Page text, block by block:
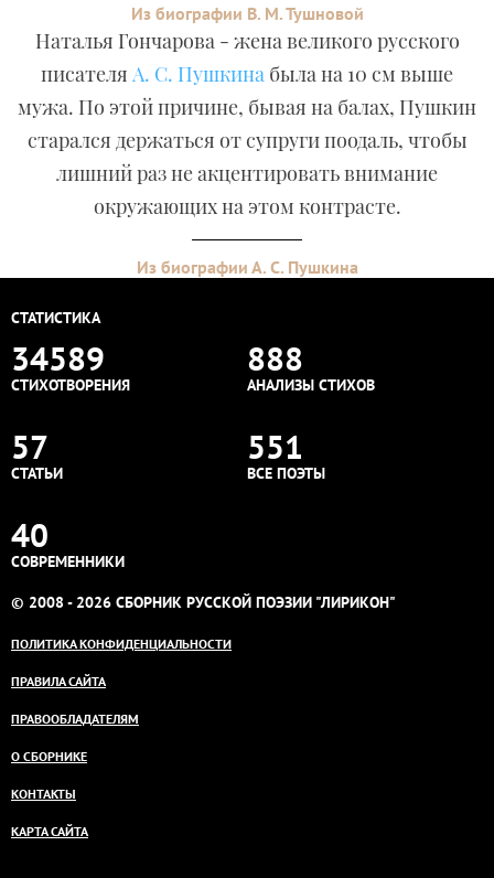
Из биографии В. М. Тушновой
Наталья Гончарова - жена великого русского
писателя А. С. Пушкина была на 10 см выше
мужа. По этой причине, бывая на балах, Пушкин
старался держаться от супруги поодаль, чтобы
лишний раз не акцентировать внимание
окружающих на этом контрасте.
Из биографии А. С. Пушкина
СТАТИСТИКА
34589
СТИХОТВОРЕНИЯ
888
АНАЛИЗЫ СТИХОВ
57
СТАТЬИ
551
ВСЕ ПОЭТЫ
40
СОВРЕМЕННИКИ
© 2008 - 2026 СБОРНИК РУССКОЙ ПОЭЗИИ "ЛИРИКОН"
ПОЛИТИКА КОНФИДЕНЦИАЛЬНОСТИ
ПРАВИЛА САЙТА
ПРАВООБЛАДАТЕЛЯМ
О СБОРНИКЕ
КОНТАКТЫ
КАРТА САЙТА